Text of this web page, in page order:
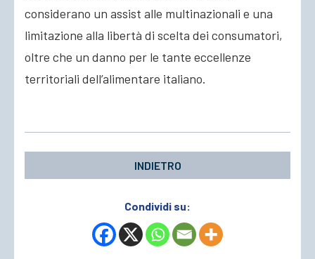
considerano un assist alle multinazionali e una
limitazione alla libertà di scelta dei consumatori,
oltre che un danno per le tante eccellenze
territoriali dell’alimentare italiano.
INDIETRO
Condividi su: